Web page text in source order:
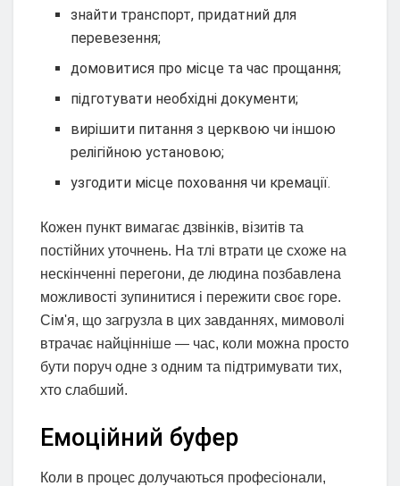
знайти транспорт, придатний для
перевезення;
домовитися про місце та час прощання;
підготувати необхідні документи;
вирішити питання з церквою чи іншою
релігійною установою;
узгодити місце поховання чи кремації.
Кожен пункт вимагає дзвінків, візитів та
постійних уточнень. На тлі втрати це схоже на
нескінченні перегони, де людина позбавлена
можливості зупинитися і пережити своє горе.
Сім'я, що загрузла в цих завданнях, мимоволі
втрачає найцінніше — час, коли можна просто
бути поруч одне з одним та підтримувати тих,
хто слабший.
Емоційний буфер
Коли в процес долучаються професіонали,